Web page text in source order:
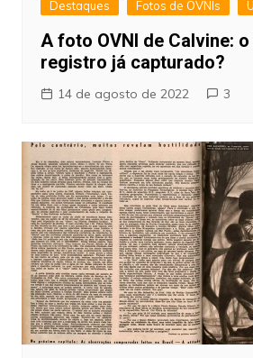
Destaques Fotos de OVNIs
A foto OVNI de Calvine:
registro já capturado?
14 de agosto de 2022 3